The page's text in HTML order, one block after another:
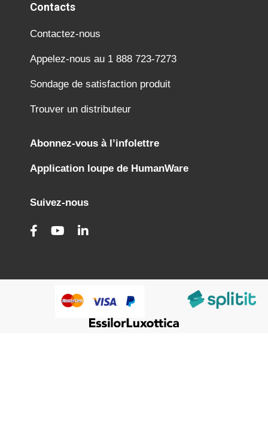
Contacts
Contactez-nous
Appelez-nous au 1 888 723-7273
Sondage de satisfaction produit
Trouver un distributeur
Abonnez-vous à l’infolettre
Application loupe de HumanWare
Suivez-nous